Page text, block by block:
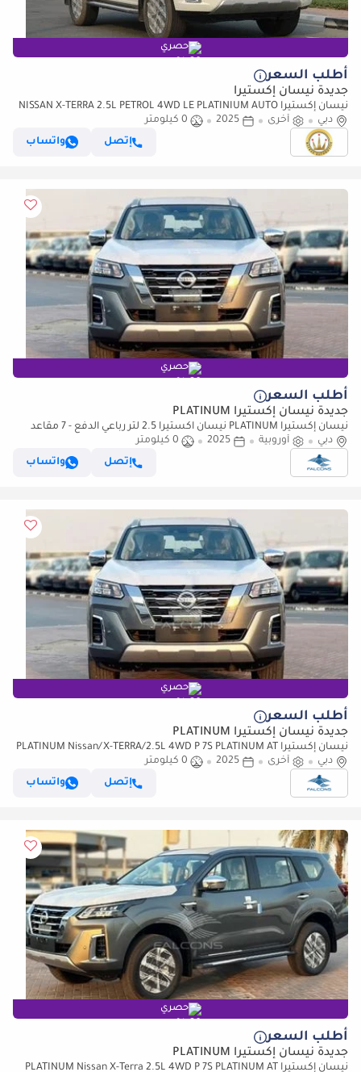
حصري
أطلب السعر
جديدة نيسان إكستيرا
نيسان إكستيرا NISSAN X-TERRA 2.5L PETROL 4WD LE PLATINIUM AUTO
(للتصدير فقط)
دبي أخرى 2025
0 كيلومتر
إتصل
واتساب
حصري
أطلب السعر
جديدة نيسان إكستيرا PLATINUM
نيسان إكستيرا PLATINUM نيسان اكستيرا 2.5 لتر رباعي الدفع - 7 مقاعد
(للتصدير فقط) (للتصدير فقط)
دبي أوروبية 2025
0 كيلومتر
إتصل
واتساب
حصري
أطلب السعر
جديدة نيسان إكستيرا PLATINUM
نيسان إكستيرا PLATINUM Nissan/X-TERRA/2.5L 4WD P 7S PLATINUM AT
(للتصدير فقط)
دبي أخرى 2025
0 كيلومتر
إتصل
واتساب
حصري
أطلب السعر
جديدة نيسان إكستيرا PLATINUM
نيسان إكستيرا PLATINUM Nissan X-Terra 2.5L 4WD P 7S PLATINUM AT